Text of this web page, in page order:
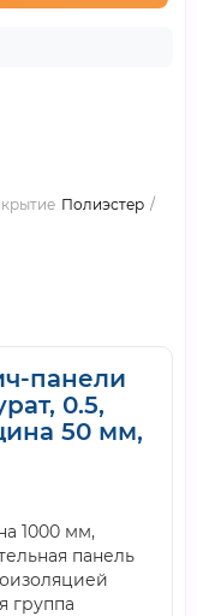
Полиэстер
панели
0.5,
50 мм,
1000 мм,
панель
группа